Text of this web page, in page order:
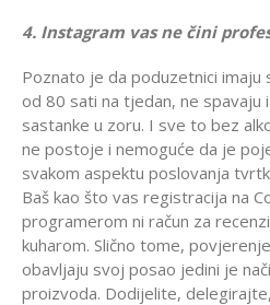
4. Instagram vas ne čini
Poznato je da poduzetnici imaju
od 80 sati na tjedan, ne spavaju
sastanke u zoru. I sve to bez
ne postoje i nemoguće da je
svakom aspektu poslovanja
Baš kao što vas registracija na
programerom ni račun za
kuharom. Slično tome,
obavljaju svoj posao jedini je
proizvoda. Dodijelite,